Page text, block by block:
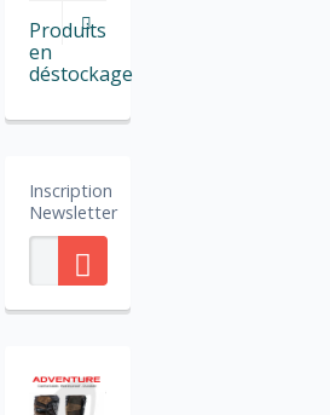
Produits
en
déstockage
Inscription
Newsletter